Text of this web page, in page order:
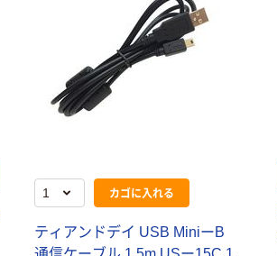
カゴに入れる
ティアンドデイ USB MiniーB